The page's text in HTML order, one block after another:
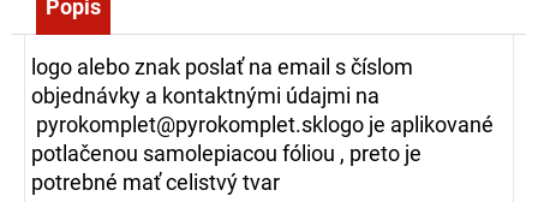
Popis
logo alebo znak poslať na email s číslom
objednávky a kontaktnými údajmi na
pyrokomplet@pyrokomplet.sklogo je aplikované
potlačenou samolepiacou fóliou , preto je
potrebné mať celistvý tvar